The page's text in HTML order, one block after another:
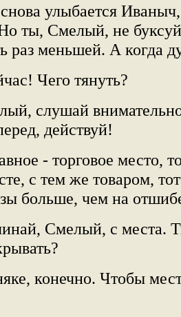
улыбается
ты, Смелый, не
раз меньшей. А когда
Чего тянуть?
слушай
действуй!
- торговое место,
с тем же товаром,
больше, чем на
Смелый, с места.
конечно. Чтобы